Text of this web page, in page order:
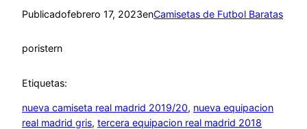
Publicadofebrero 17, 2023enCamisetas de Futbol Baratas
poristern
Etiquetas:
nueva camiseta real madrid 2019/20, nueva equipacion
real madrid gris, tercera equipacion real madrid 2018